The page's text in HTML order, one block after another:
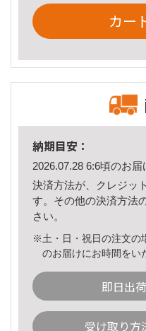
カー
納期目安：
2026.07.28 6:6頃のお届
決済方法が、クレジッ
す。その他の決済方法
さい。
※土・日・祝日の注文の
のお届けにお時間をい
即日出
受け取り方